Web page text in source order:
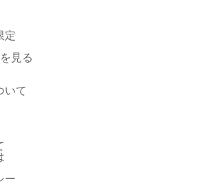
定
見る
いて
ー